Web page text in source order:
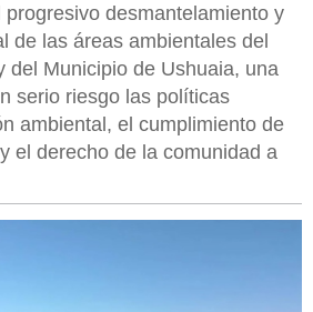
desmantelamiento y
de las áreas ambientales del
del Municipio de Ushuaia, una
serio riesgo las políticas
ambiental, el cumplimiento de
el derecho de la comunidad a